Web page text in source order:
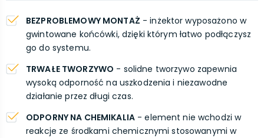
BEZPROBLEMOWY MONTAŻ - inżektor wyposażono w
gwintowane końcówki, dzięki którym łatwo podłączysz
go do systemu.
TRWAŁE TWORZYWO - solidne tworzywo zapewnia
wysoką odporność na uszkodzenia i niezawodne
działanie przez długi czas.
ODPORNY NA CHEMIKALIA- element nie wchodzi w
reakcje ze środkami chemicznymi stosowanymi w